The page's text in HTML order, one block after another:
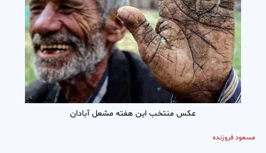
عکس منتخب این هفته مشعل آبادان
مسعود فروزنده